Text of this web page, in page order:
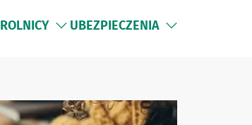
ROLNICY UBEZPIECZENIA